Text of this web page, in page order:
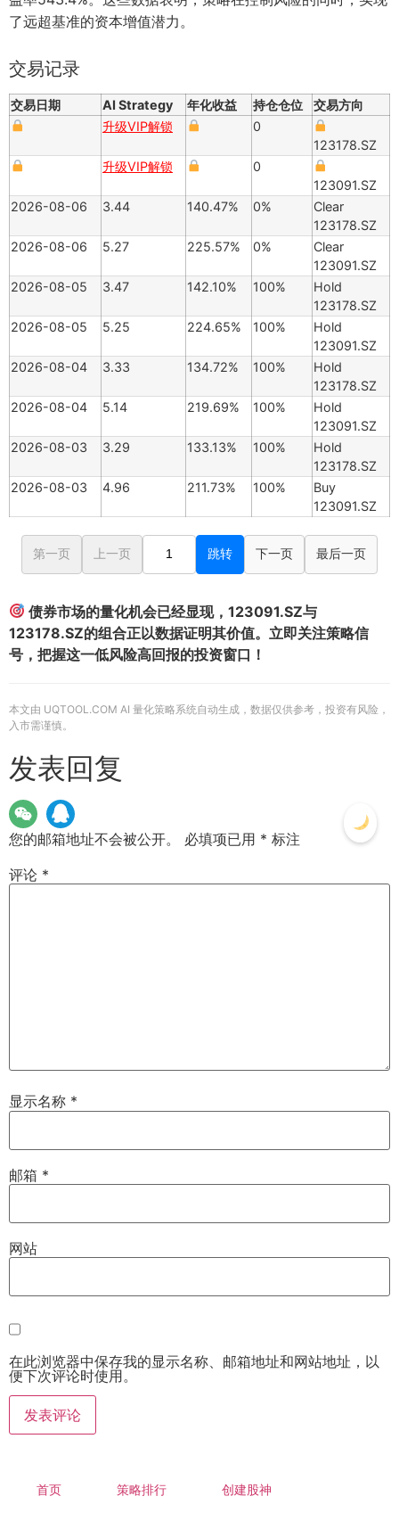
了远超基准的资本增值潜力。
交易记录
交易日期 AI Strategy 年化收益 持仓仓位
交易方向
升级VIP解锁
0
123178.SZ
升级VIP解锁
0
123091.SZ
2026-08-06
3.44 140.47% 0%
Clear
123178.SZ
2026-08-06
5.27 225.57% 0%
Clear
123091.SZ
2026-08-05
3.47 142.10% 100%
Hold
123178.SZ
2026-08-05
5.25 224.65% 100%
Hold
123091.SZ
2026-08-04
3.33 134.72% 100%
Hold
123178.SZ
2026-08-04
5.14 219.69% 100%
Hold
123091.SZ
2026-08-03
3.29 133.13% 100%
Hold
123178.SZ
2026-08-03
4.96 211.73% 100%
Buy
123091.SZ
第一页 上一页 跳转 下一页 最后一页
债券市场的量化机会已经显现，123091.SZ与
123178.SZ的组合正以数据证明其价值。立即关注策略信
号，把握这一低风险高回报的投资窗口！
本文由 UQTOOL.COM AI 量化策略系统自动生成，数据仅供参考，投资有风险，
入市需谨慎。
发表回复
您的邮箱地址不会被公开。 必填项已用 * 标注
评论 *
显示名称 *
邮箱 *
网站
在此浏览器中保存我的显示名称、邮箱地址和网站地址，以
便下次评论时使用。
首页 策略排行 创建股神